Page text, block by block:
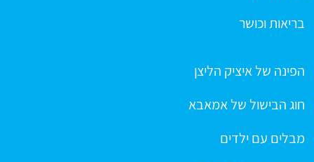
בריאות וכושר
הפינה של איציק הליצן
חוג הבישול של אמאבא
מבלים עם ילדים